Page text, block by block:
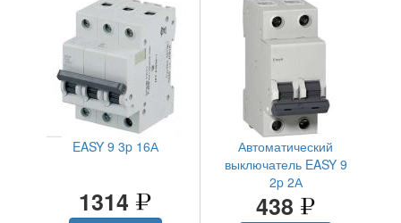
EASY 9 3p 16А
1314
Автоматический
выключатель EASY 9
2p 2А
438